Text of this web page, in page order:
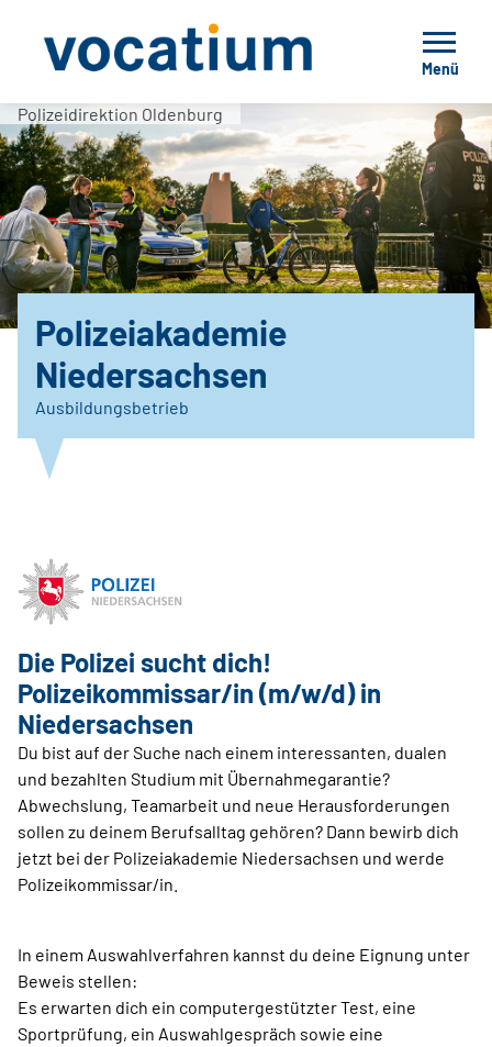
Menü
Polizeidirektion Oldenburg
Polizeiakademie
Niedersachsen
Ausbildungsbetrieb
Die Polizei sucht dich!
Polizeikommissar/in (m/w/d) in
Niedersachsen
Du bist auf der Suche nach einem interessanten, dualen
und bezahlten Studium mit Übernahmegarantie?
Abwechslung, Teamarbeit und neue Herausforderungen
sollen zu deinem Berufsalltag gehören? Dann bewirb dich
jetzt bei der Polizeiakademie Niedersachsen und werde
Polizeikommissar/in.
In einem Auswahlverfahren kannst du deine Eignung unter
Beweis stellen:
Es erwarten dich ein computergestützter Test, eine
Sportprüfung, ein Auswahlgespräch sowie eine